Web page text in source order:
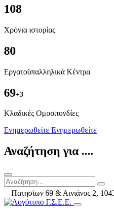
108
Χρόνια ιστορίας
80
Εργατοϋπαλληλικά Κέντρα
69+3
Kλαδικές Ομοσπονδίες
Ενημερωθείτε Ενημερωθείτε
Αναζήτηση για ....
Πατησίων 69 & Αινιάνος 2,